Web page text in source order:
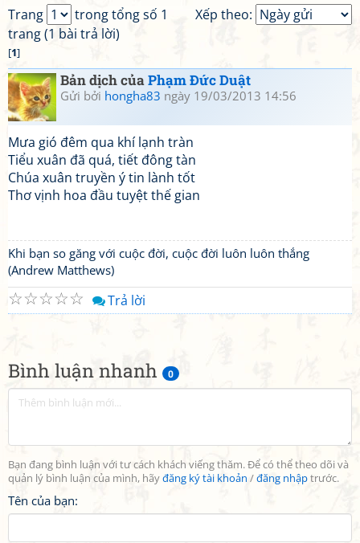
Bình luận nhanh 0
Bạn đang bình luận với tư cách khách viếng thăm. Để có thể theo dõi và
quản lý bình luận của mình, hãyđăng ký tài khoản /đăng nhậptrước.
Tên của bạn:
Xếp theo:
Trang
trong tổng số 1
trang (1 bài trả lời)
[1]
Bản dịch củaPhạm Đức Duật
Gửi bởi hongha83 ngày 19/03/2013 14:56
Mưa gió đêm qua khí lạnh tràn
Tiểu xuân đã quá, tiết đông tàn
Chúa xuân truyền ý tin lành tốt
Thơ vịnh hoa đầu tuyệt thế gian
Khi bạn so găng với cuộc đời, cuộc đời luôn luôn thắng
(Andrew Matthews)
☆
☆
☆
☆
☆ Trả lời